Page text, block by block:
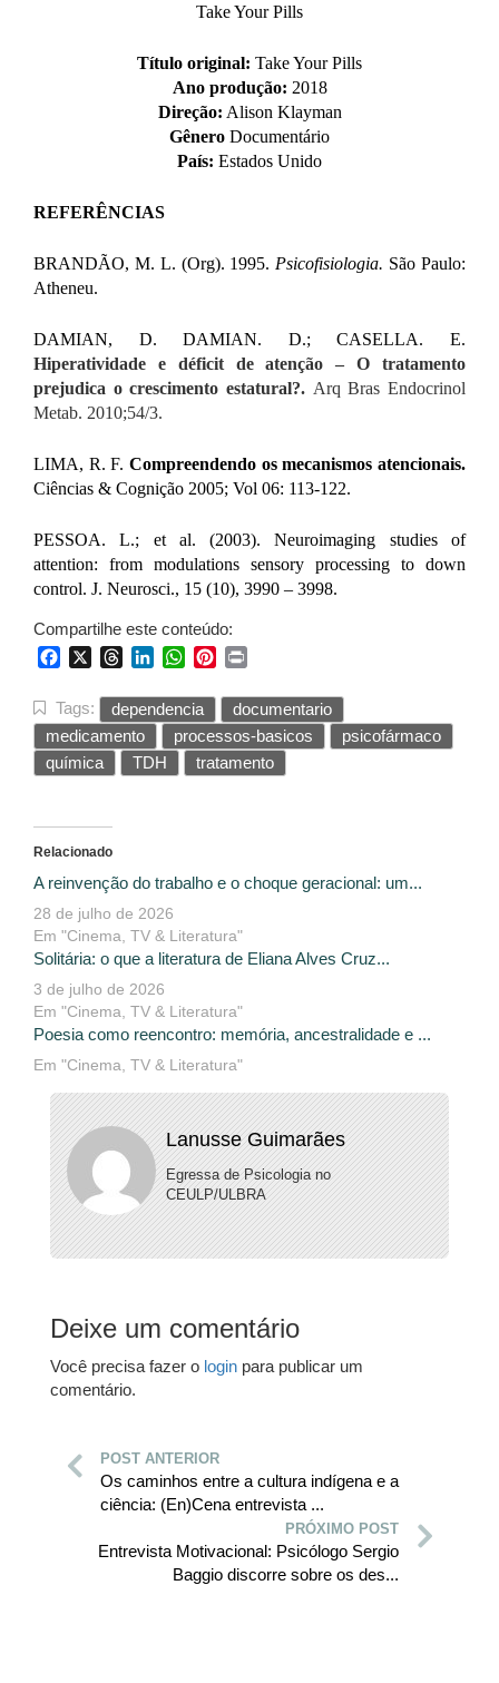
Take Your Pills
Título original: Take Your Pills
Ano produção: 2018
Direção: Alison Klayman
Gênero Documentário
País: Estados Unido
REFERÊNCIAS
BRANDÃO, M. L. (Org). 1995. Psicofisiologia. São Paulo:
Atheneu.
DAMIAN, D. DAMIAN. D.; CASELLA. E.
Hiperatividade e déficit de atenção – O tratamento
prejudica o crescimento estatural?. Arq Bras Endocrinol
Metab. 2010;54/3.
LIMA, R. F. Compreendendo os mecanismos atencionais.
Ciências & Cognição 2005; Vol 06: 113-122.
PESSOA. L.; et al. (2003).Neuroimaging studies of
attention: from modulations sensory processing to down
control. J. Neurosci., 15 (10), 3990 – 3998.
Compartilhe este conteúdo:
FacebookThreadsLinkedInWhatsApp
Pinterest
Tags: dependencia
documentario
medicamento
processos-basicos
psicofármaco
química
TDH tratamento
Relacionado
A reinvenção do trabalho e o choque geracional: um...
28 de julho de 2026
Em "Cinema, TV & Literatura"
Solitária: o que a literatura de Eliana Alves Cruz...
3 de julho de 2026
Em "Cinema, TV & Literatura"
Poesia como reencontro: memória, ancestralidade e ...
Em "Cinema, TV & Literatura"
Lanusse Guimarães
Egressa de Psicologia no
CEULP/ULBRA
Deixe um comentário
Você precisa fazer o login para publicar um
comentário.
POST ANTERIOR
Os caminhos entre a cultura indígena e a
ciência: (En)Cena entrevista ...
PRÓXIMO POST
Entrevista Motivacional: Psicólogo Sergio
Baggio discorre sobre os des...